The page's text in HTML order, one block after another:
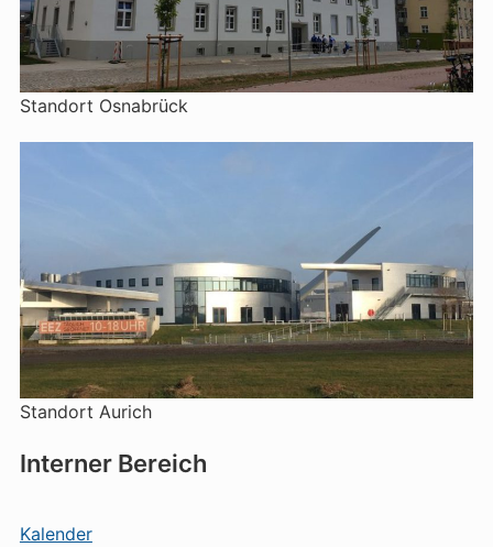
Standort Osnabrück
Standort Aurich
Interner Bereich
Kalender